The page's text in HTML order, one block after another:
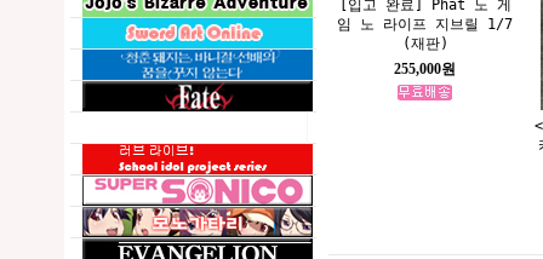
[입고 완료] Phat 노 게
임 노 라이프 지브릴 1/7
(재판)
255,000원